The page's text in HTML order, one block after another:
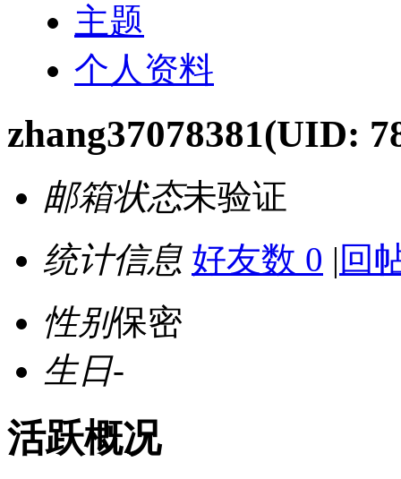
主题
个人资料
zhang37078381(UID:
邮箱状态未验证
统计信息 好友数 0 | 回
性别保密
生日-
活跃概况